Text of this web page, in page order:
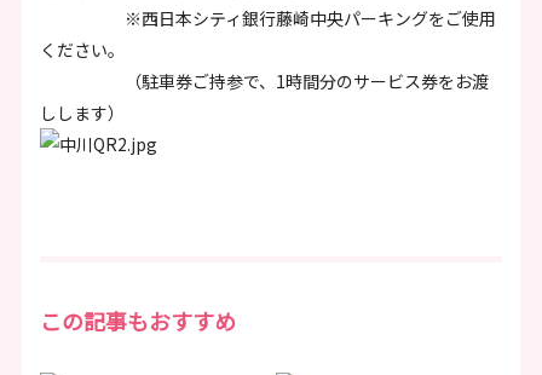
※西日本シティ銀行藤崎中央パーキングをご使用
ください。
（駐車券ご持参で、1時間分のサービス券をお渡
しします）
この記事もおすすめ